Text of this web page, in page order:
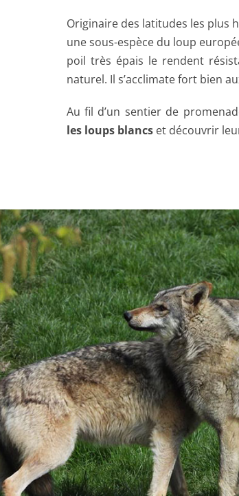
Originaire des latitudes les plus
une sous-espèce du loup
poil très épais le rendent
naturel. Il s’acclimate fort bien
Au fil d’un sentier de
les loups blancset découvrir